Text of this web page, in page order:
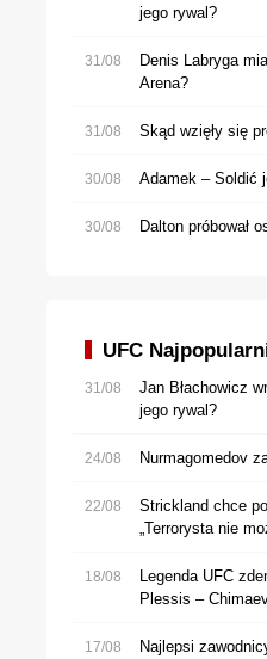
jego rywal?
31/08
Denis Labryga
Arena?
31/08 Skąd wzięły się
30/08 Adamek – Soldić
30/08 Dalton próbował
UFC
31/08
Jan Błachowicz
jego rywal?
24/08 Nurmagomedov
22/08
Strickland chce
„Terrorysta nie
18/08
Legenda UFC
Plessis –
17/08
Najlepsi